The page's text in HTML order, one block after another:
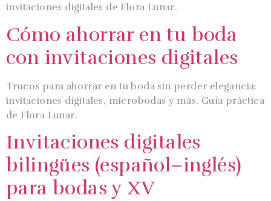
invitaciones digitales de Flora Lunar.
Cómo ahorrar en tu boda
con invitaciones digitales
Trucos para ahorrar en tu boda sin perder elegancia:
invitaciones digitales, microbodas y más. Guía práctica
de Flora Lunar.
Invitaciones digitales
bilingües (español–inglés)
para bodas y XV